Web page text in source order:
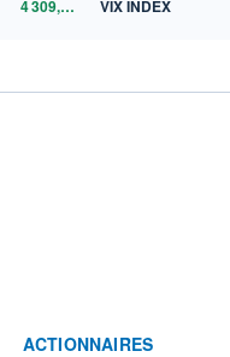
4 309,36 $USVIX INDEX
ACTIONNAIRES